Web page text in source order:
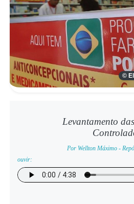
©
Levantamento
Por Wellton Máximo -
ouvir: